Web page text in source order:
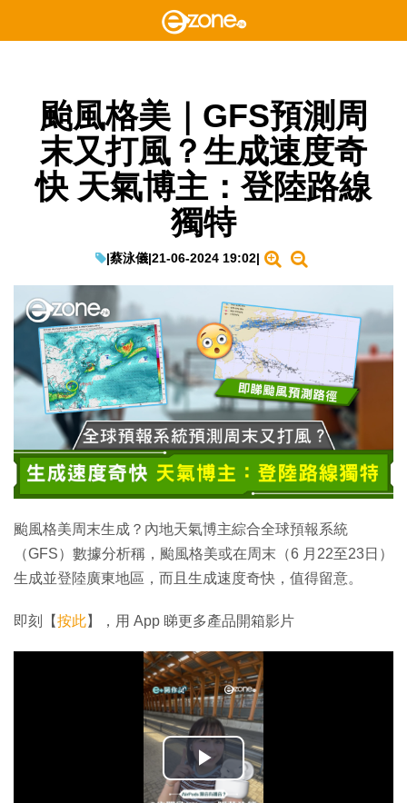
颱風格美｜GFS預測周
末又打風？生成速度奇
快 天氣博主：登陸路線
獨特
|蔡泳儀|21-06-2024 19:02|
颱風格美周末生成？內地天氣博主綜合全球預報系統
（GFS）數據分析稱，颱風格美或在周末（6 月22至23日）
生成並登陸廣東地區，而且生成速度奇快，值得留意。
即刻【按此】，用 App 睇更多產品開箱影片
播